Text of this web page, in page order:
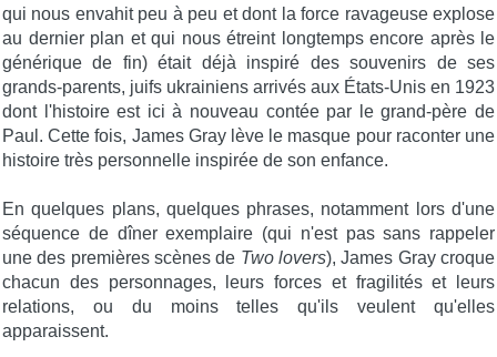
qui nous envahit peu à peu et dont la force ravageuse explose
au dernier plan et qui nous étreint longtemps encore après le
générique de fin) était déjà inspiré des souvenirs de ses
grands-parents, juifs ukrainiens arrivés aux États-Unis en 1923
dont l'histoire est ici à nouveau contée par le grand-père de
Paul. Cette fois, James Gray lève le masque pour raconter une
histoire très personnelle inspirée de son enfance.
En quelques plans, quelques phrases, notamment lors d'une
séquence de dîner exemplaire (qui n'est pas sans rappeler
une des premières scènes de Two lovers), James Gray croque
chacun des personnages, leurs forces et fragilités et leurs
relations, ou du moins telles qu'ils veulent qu'elles
apparaissent.